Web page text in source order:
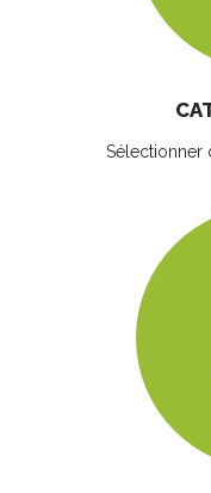
Sélectionner